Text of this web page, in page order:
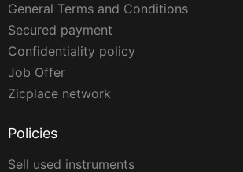
General Terms and Conditions
Secured payment
Confidentiality policy
Job Offer
Zicplace network
Policies
Sell used instruments